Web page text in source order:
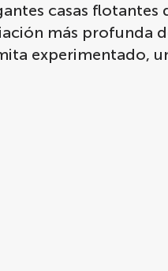
casas flotantes
más profunda
experimentado,